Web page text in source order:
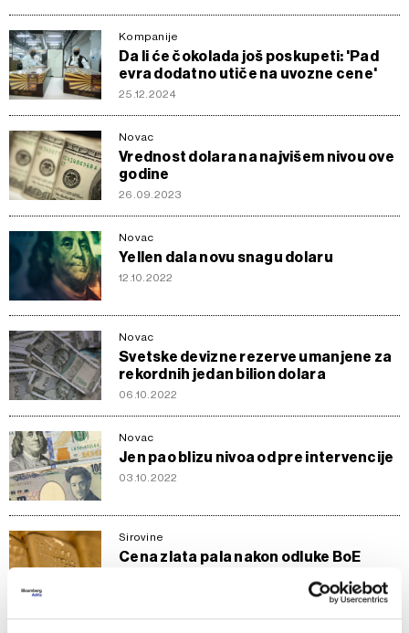
Kompanije
Da li će čokolada još poskupeti: 'Pad
evra dodatno utiče na uvozne cene'
25.12.2024
Novac
Vrednost dolara na najvišem nivou ove
godine
26.09.2023
Novac
Yellen dala novu snagu dolaru
12.10.2022
Novac
Svetske devizne rezerve umanjene za
rekordnih jedan bilion dolara
06.10.2022
Novac
Jen pao blizu nivoa od pre intervencije
03.10.2022
Sirovine
Cena zlata pala nakon odluke BoE